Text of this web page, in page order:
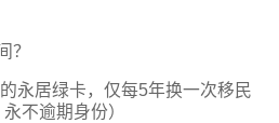
？
永居绿卡，仅每5年换一次移民
不逾期身份）